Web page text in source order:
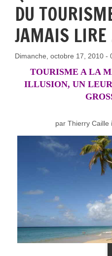
DU
JAMAIS LIRE
Dimanche, octobre 17, 2010 -
TOURISME A LA
ILLUSION, UN
par Thierry Caille